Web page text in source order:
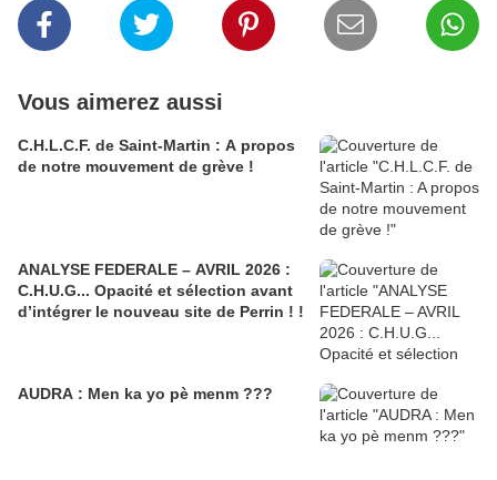
Vous aimerez aussi
C.H.L.C.F. de Saint-Martin : A propos
de notre mouvement de grève !
ANALYSE FEDERALE – AVRIL 2026 :
C.H.U.G... Opacité et sélection avant
d’intégrer le nouveau site de Perrin ! !
AUDRA : Men ka yo pè menm ???